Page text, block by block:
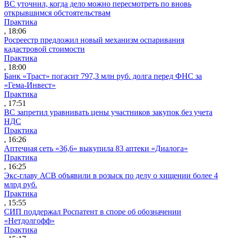
ВС уточнил, когда дело можно пересмотреть по вновь
открывшимся обстоятельствам
Практика
, 18:06
Росреестр предложил новый механизм оспаривания
кадастровой стоимости
Практика
, 18:00
Банк «Траст» погасит 797,3 млн руб. долга перед ФНС за
«Гема-Инвест»
Практика
, 17:51
ВС запретил уравнивать цены участников закупок без учета
НДС
Практика
, 16:26
Аптечная сеть «36,6» выкупила 83 аптеки «Диалога»
Практика
, 16:25
Экс-главу АСВ объявили в розыск по делу о хищении более 4
млрд руб.
Практика
, 15:55
СИП поддержал Роспатент в споре об обозначении
«Нетдолгофф»
Практика